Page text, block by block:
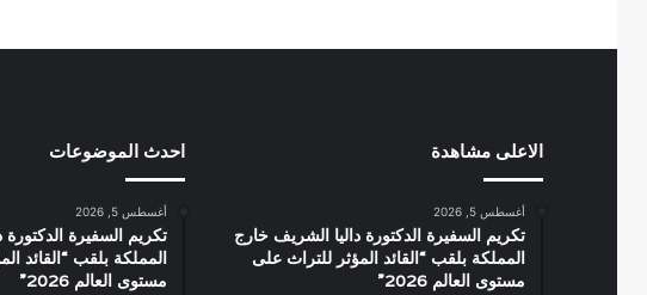
الاعلى مشاهدة
أغسطس 5, 2026
تكريم السفيرة الدكتورة داليا الشريف خارج
المملكة بلقب “القائد المؤثر للتراث على
مستوى العالم 2026”
احدث الموضوعات
أغسطس 5, 2026
تكريم السفيرة
المملكة بلقب “القائد
مستوى العالم 2026”